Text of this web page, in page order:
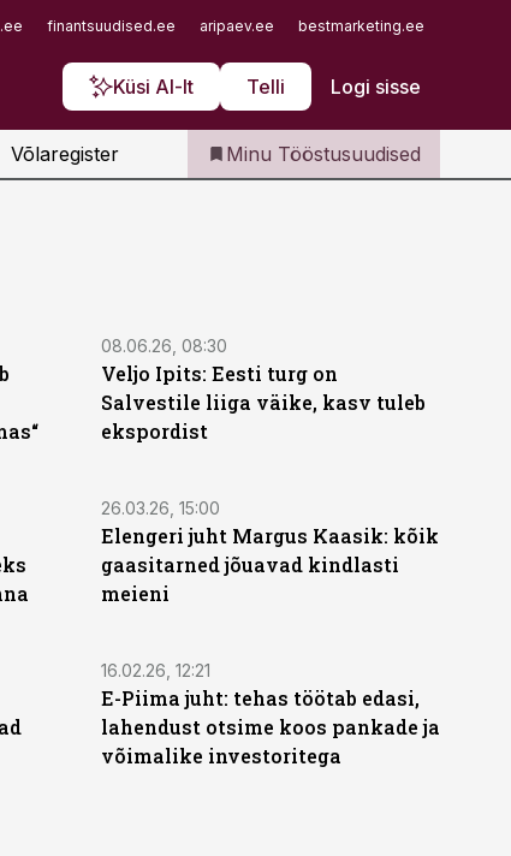
finantsuudised.ee aripaev.ee bestmarketing.ee
Küsi AI-lt Telli Logi sisse
Iseteenindus
Telli Tööstusuudised
Võlaregister Minu Tööstusuudised
08.06.26, 08:30
Veljo Ipits: Eesti turg on
Salvestile liiga väike, kasv tuleb
ekspordist
26.03.26, 15:00
Elengeri juht Margus Kaasik: kõik
gaasitarned jõuavad kindlasti
meieni
16.02.26, 12:21
E-Piima juht: tehas töötab edasi,
lahendust otsime koos pankade ja
võimalike investoritega